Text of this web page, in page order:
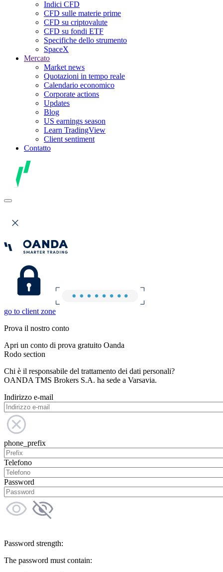
Indici CFD
CFD sulle materie prime
CFD su criptovalute
CFD su fondi ETF
Specifiche dello strumento
SpaceX
Mercato
Market news
Quotazioni in tempo reale
Calendario economico
Corporate actions
Updates
Blog
US earnings season
Learn TradingView
Client sentiment
Contatto
go to client zone
Prova il nostro conto
Apri un conto di prova gratuito Oanda
Rodo section
Chi è il responsabile del trattamento dei dati personali?
OANDA TMS Brokers S.A. ha sede a Varsavia.
Indirizzo e-mail
phone_prefix
Telefono
Password
Password strength:
The password must contain: